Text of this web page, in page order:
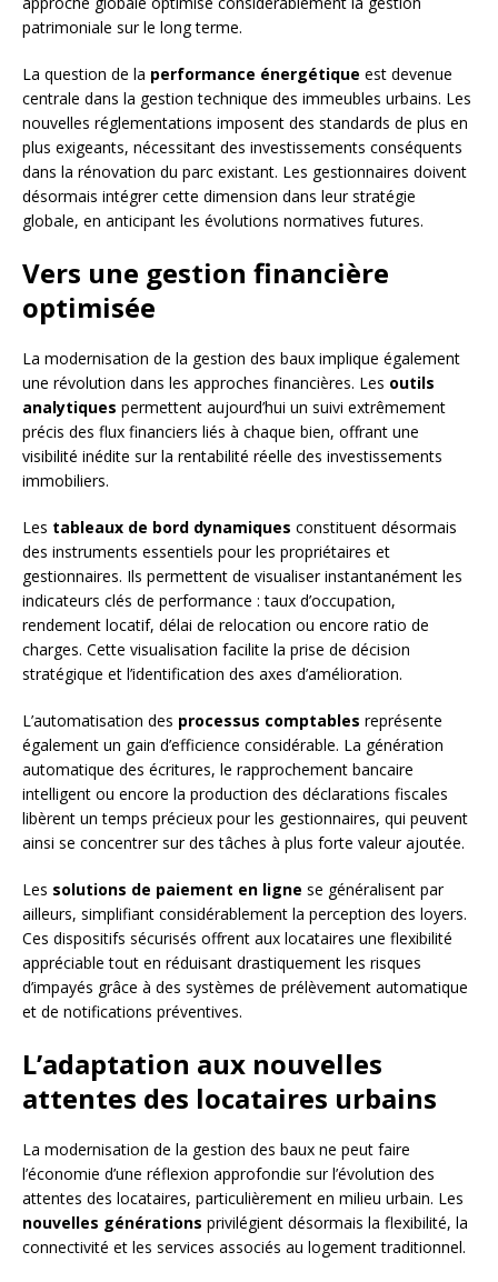
patrimoniale sur le long terme.
La question de la performance énergétique est devenue
centrale dans la gestion technique des immeubles urbains. Les
nouvelles réglementations imposent des standards de plus en
plus exigeants, nécessitant des investissements conséquents
dans la rénovation du parc existant. Les gestionnaires doivent
désormais intégrer cette dimension dans leur stratégie
globale, en anticipant les évolutions normatives futures.
Vers une gestion financière
optimisée
La modernisation de la gestion des baux implique également
une révolution dans les approches financières. Les outils
analytiques permettent aujourd’hui un suivi extrêmement
précis des flux financiers liés à chaque bien, offrant une
visibilité inédite sur la rentabilité réelle des investissements
immobiliers.
Les tableaux de bord dynamiques constituent désormais
des instruments essentiels pour les propriétaires et
gestionnaires. Ils permettent de visualiser instantanément les
indicateurs clés de performance : taux d’occupation,
rendement locatif, délai de relocation ou encore ratio de
charges. Cette visualisation facilite la prise de décision
stratégique et l’identification des axes d’amélioration.
L’automatisation des processus comptables représente
également un gain d’efficience considérable. La génération
automatique des écritures, le rapprochement bancaire
intelligent ou encore la production des déclarations fiscales
libèrent un temps précieux pour les gestionnaires, qui peuvent
ainsi se concentrer sur des tâches à plus forte valeur ajoutée.
Les solutions de paiement en ligne se généralisent par
ailleurs, simplifiant considérablement la perception des loyers.
Ces dispositifs sécurisés offrent aux locataires une flexibilité
appréciable tout en réduisant drastiquement les risques
d’impayés grâce à des systèmes de prélèvement automatique
et de notifications préventives.
L’adaptation aux nouvelles
attentes des locataires urbains
La modernisation de la gestion des baux ne peut faire
l’économie d’une réflexion approfondie sur l’évolution des
attentes des locataires, particulièrement en milieu urbain. Les
nouvelles générations privilégient désormais la flexibilité, la
connectivité et les services associés au logement traditionnel.